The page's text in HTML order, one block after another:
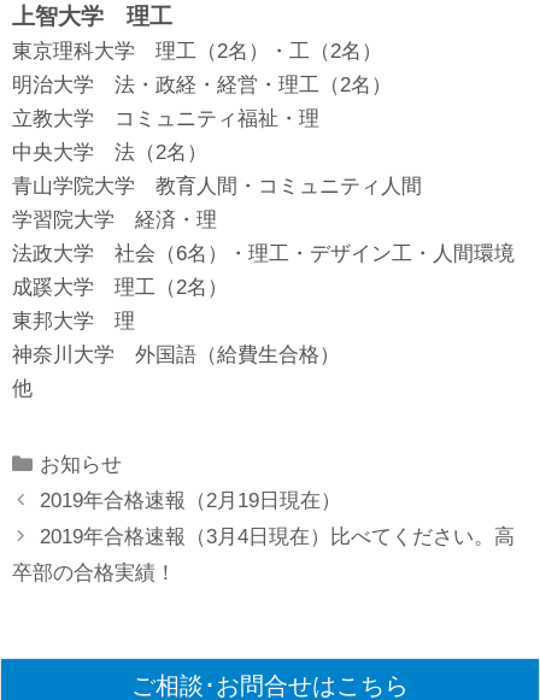
上智大学 理工
東京理科大学 理工（2名）・工（2名）
明治大学 法・政経・経営・理工（2名）
立教大学 コミュニティ福祉・理
中央大学 法（2名）
青山学院大学 教育人間・コミュニティ人間
学習院大学 経済・理
法政大学 社会（6名）・理工・デザイン工・人間環境
成蹊大学 理工（2名）
東邦大学 理
神奈川大学 外国語（給費生合格）
他
Categories
お知らせ
2019年合格速報（2月19日現在）
2019年合格速報（3月4日現在）比べてください。高
卒部の合格実績！
ご相談･お問合せはこちら